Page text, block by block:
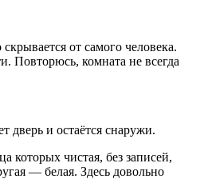
от самого человека.
Повторюсь, комната не всегда
дверь и остаётся снаружи.
которых чистая, без записей,
— белая. Здесь довольно